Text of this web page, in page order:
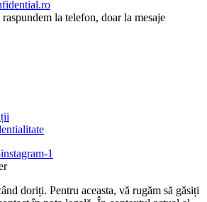
la telefon, doar la mesaje
1
doriți. Pentru aceasta, vă rugăm să găsiți